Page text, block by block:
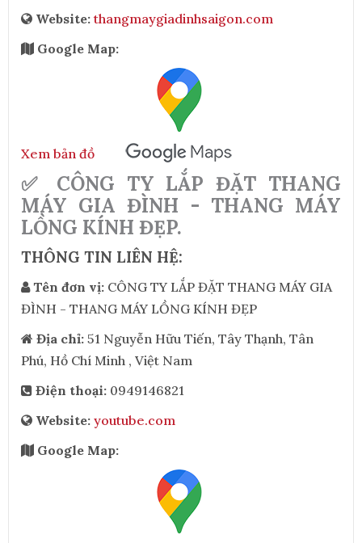
Website:thangmaygiadinhsaigon.com
Google Map:
Xem bản đồ
✅ CÔNG TY LẮP ĐẶT THANG
MÁY GIA ĐÌNH - THANG MÁY
LỒNG KÍNH ĐẸP.
THÔNG TIN LIÊN HỆ:
Tên đơn vị: CÔNG TY LẮP ĐẶT THANG MÁY GIA
ĐÌNH - THANG MÁY LỒNG KÍNH ĐẸP
Địa chỉ: 51 Nguyễn Hữu Tiến, Tây Thạnh, Tân
Phú, Hồ Chí Minh , Việt Nam
Điện thoại: 0949146821
Website: youtube.com
Google Map: